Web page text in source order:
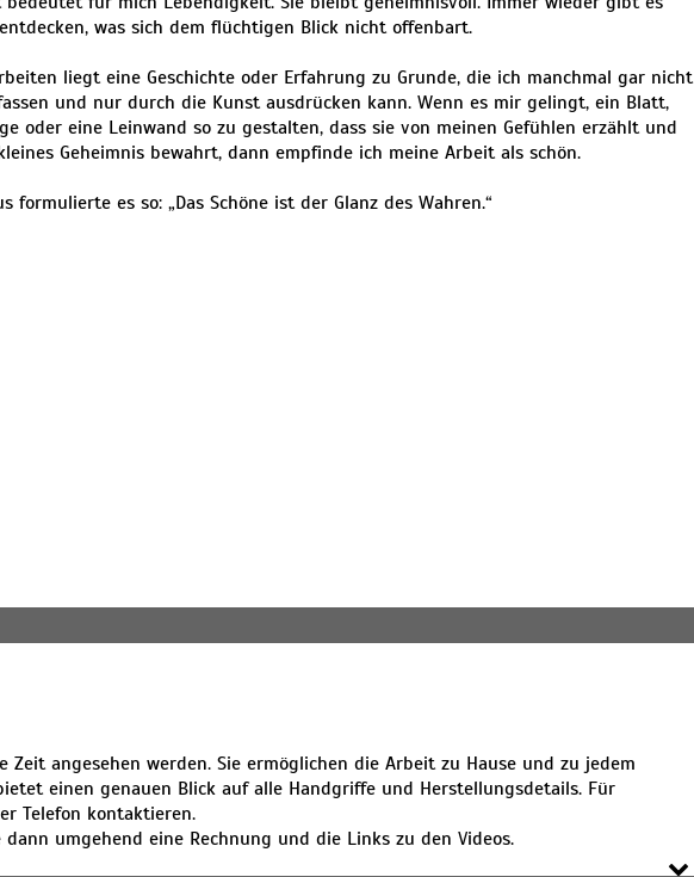
was sich dem flüchtigen Blick nicht offenbart.
liegt eine Geschichte oder Erfahrung zu Grunde, die ich manchmal gar nicht
und nur durch die Kunst ausdrücken kann. Wenn es mir gelingt, ein Blatt,
oder eine Leinwand so zu gestalten, dass sie von meinen Gefühlen erzählt und
Geheimnis bewahrt, dann empfinde ich meine Arbeit als schön.
formulierte es so: „Das Schöne ist der Glanz des Wahren.“
angesehen werden. Sie ermöglichen die Arbeit zu Hause und zu jedem
einen genauen Blick auf alle Handgriffe und Herstellungsdetails. Für
Telefon kontaktieren.
umgehend eine Rechnung und die Links zu den Videos.
per Post zugesendet wird.